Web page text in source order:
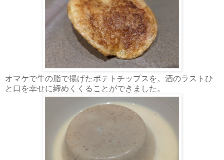
オマケで牛の脂で揚げたポテトチップスを。酒のラストひ
と口を幸せに締めくくることができました。